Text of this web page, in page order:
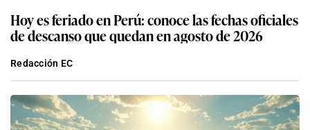
Hoy es feriado en Perú: conoce las fechas oficiales
de descanso que quedan en agosto de 2026
Redacción EC